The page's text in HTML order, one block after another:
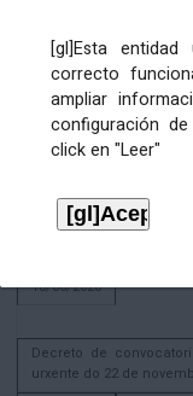
[gl]Esta
correcto
ampliar
configuración
click en "Leer"
28/12/2020
ACTIVIDADE
ACTIVIDADE
18/06/2020
Decreto de
urxente do 22 de